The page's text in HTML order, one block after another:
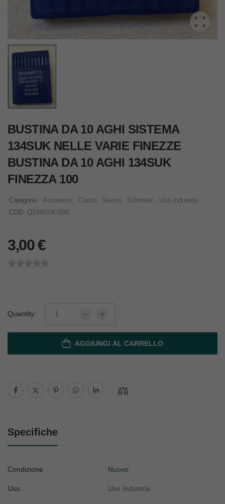
BUSTINA DA 10 AGHI SISTEMA
134SUK NELLE VARIE FINEZZE
BUSTINA DA 10 AGHI 134SUK
FINEZZA 100
Categorie: Accessori Cucito Nuovo Schmetz
Uso Industria
COD: Q134SUK/100
3,00€
Quantity:
AGGIUNGI AL CARRELLO
Specifiche
Condizione Nuovo
Uso Uso Industria